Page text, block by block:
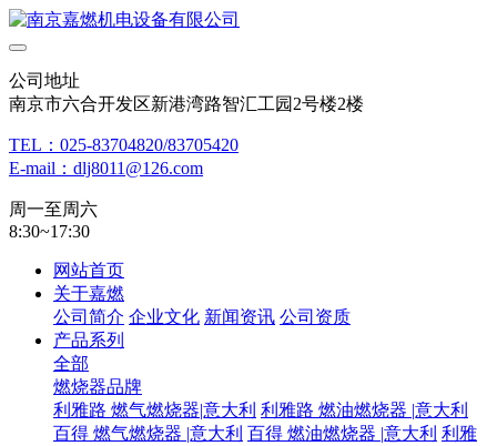
公司地址
南京市六合开发区新港湾路智汇工园2号楼2楼
TEL：025-83704820/83705420
E-mail：dlj8011@126.com
周一至周六
8:30~17:30
网站首页
关于嘉燃
公司简介 企业文化 新闻资讯 公司资质
产品系列
全部
燃烧器品牌
利雅路 燃气燃烧器|意大利 利雅路 燃油燃烧器 |意大利
百得 燃气燃烧器 |意大利 百得 燃油燃烧器 |意大利 利雅